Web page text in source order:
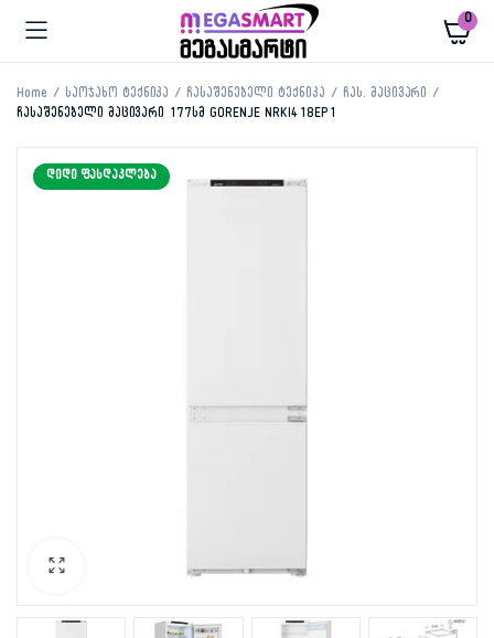
0
Home საოჯახო ტექნიკა ჩასაშენებელი ტექნიკა
ჩას. მაცივარი
ჩასაშენებელი მაცივარი 177სმ GORENJE NRKI418EP1
ᲓᲘᲓᲘ ᲤᲐᲡᲓᲐᲙᲚᲔᲑᲐ